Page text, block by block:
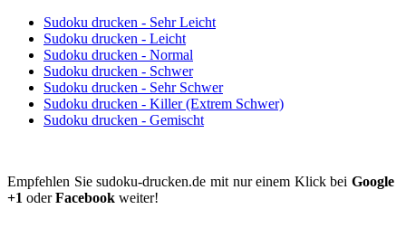
Sudoku drucken - Sehr Leicht
Sudoku drucken - Leicht
Sudoku drucken - Normal
Sudoku drucken - Schwer
Sudoku drucken - Sehr Schwer
Sudoku drucken - Killer (Extrem Schwer)
Sudoku drucken - Gemischt
Empfehlen Sie sudoku-drucken.de mit nur einem Klick bei Google
+1 oderFacebook weiter!